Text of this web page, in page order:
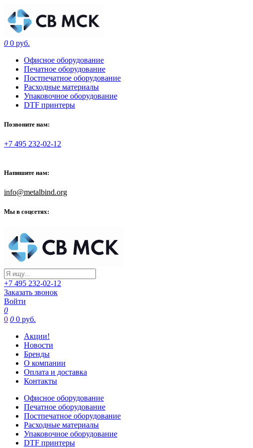
0 0 руб.
Офисное оборудование
Печатное оборудование
Постпечатное оборудование
Расходные материалы
Упаковочное оборудование
DTF принтеры
Позвоните нам:
+7 495 232-02-12
Напишите нам:
info@metalbind.org
Мы в соцсетях:
+7 495 232-02-12
Заказать звонок
Войти
0
0 0 0 руб.
Акции!
Новости
Бренды
О компании
Оплата и доставка
Контакты
Офисное оборудование
Печатное оборудование
Постпечатное оборудование
Расходные материалы
Упаковочное оборудование
DTF принтеры